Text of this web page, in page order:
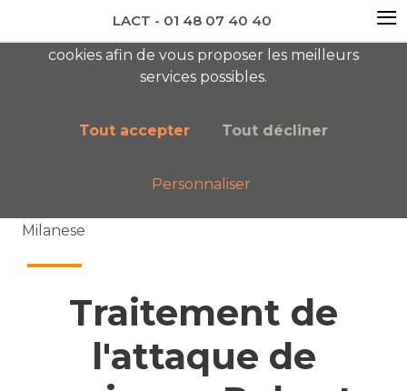
newsletter AC
Nos publications
Milanese
Traitement de
l'attaque de
cookies afin de vous proposer les meilleurs
services possibles.
Tout accepter Tout décliner
Personnaliser
LACT - 01 48 07 40 40 ≡